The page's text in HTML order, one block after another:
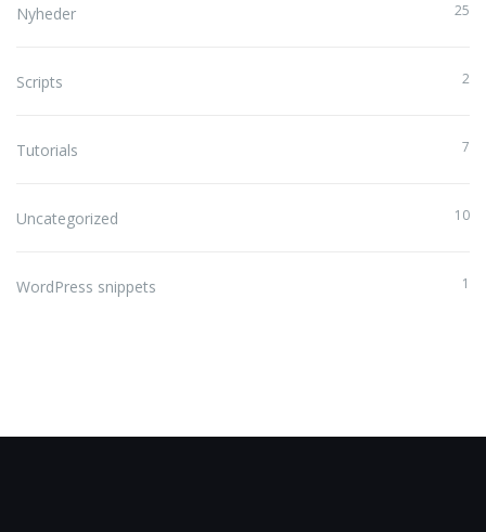
Nyheder 25
Scripts 2
Tutorials 7
Uncategorized 10
WordPress snippets 1